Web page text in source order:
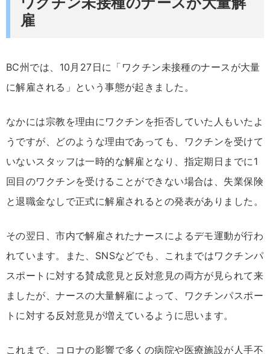
雇
BC州では、10月27日に「ワクチン未接種のナースが大量
に解雇される」という事態が起きました。
なかには宗教を理由にワクチンを拒否していた人もいたよ
うですが、どのような理由であっても、ワクチンを受けて
いないスタッフは一時的な解雇となり、指定期日までに1
回目のワクチンを受けることができない場合は、失業保険
と退職金なしで正式に解雇されるとの発表がありました。
その翌日、市内で解雇されたナースによるデモ運動が行わ
れています。また、SNSなどでも、これまではワクチンパ
スポートに対する賛成意見と反対意見の両方が見られて来
ましたが、ナースの大量解雇によって、ワクチンパスポー
トに対する反対意見が増えているように思います。
これまで、コロナの影響で多くの病院や医療施設が人手不